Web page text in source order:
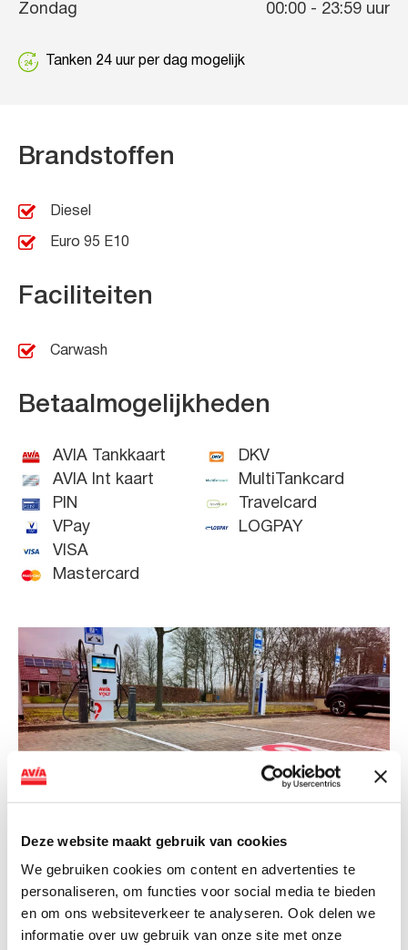
Deze website maakt gebruik van cookies
We gebruiken cookies om content en advertenties te
personaliseren, om functies voor social media te bieden
en om ons websiteverkeer te analyseren. Ook delen we
informatie over uw gebruik van onze site met onze
Zondag
00:00 - 23:59 uur
Tanken 24 uur per dag mogelijk
Brandstoffen
Diesel
Euro 95 E10
Faciliteiten
Carwash
Betaalmogelijkheden
AVIA Tankkaart
AVIA Int kaart
PIN
VPay
VISA
Mastercard
DKV
MultiTankcard
Travelcard
LOGPAY
NIEUWS
AVIA VOLT en Fletcher Hotels starten
landelijke uitrol van DC-